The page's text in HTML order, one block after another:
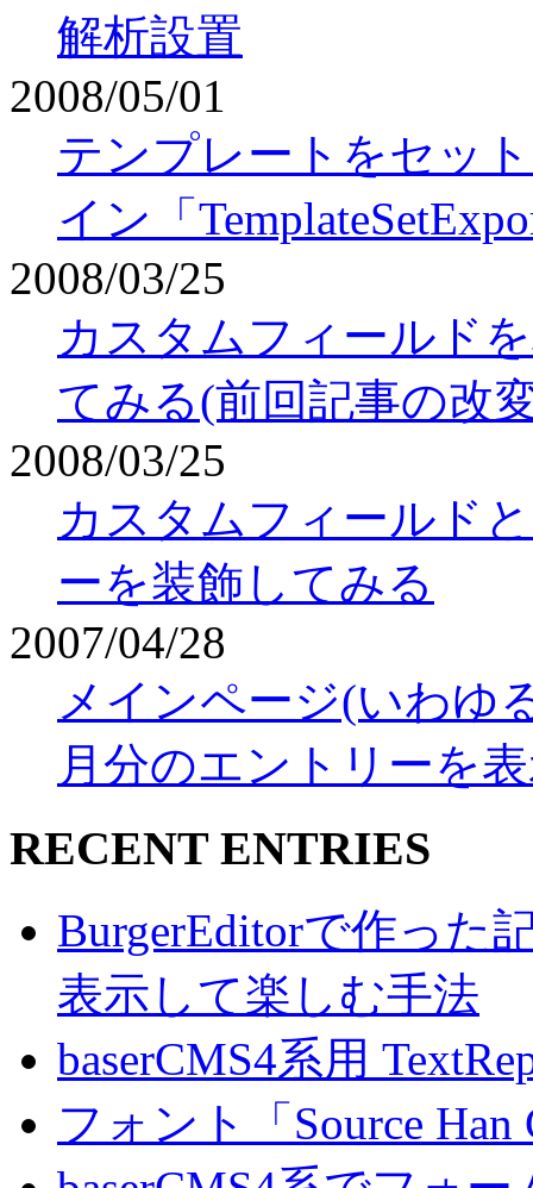
解析設置
2008/05/01
テンプレートをセッ
イン「
2008/03/25
カスタムフィールド
てみる(前回記事の改
2008/03/25
カスタムフィールド
ーを装飾してみる
2007/04/28
メインページ(いわゆ
月分のエントリーを
RECENT ENTRIES
BurgerEditorで作った
表示して楽しむ手法
baserCMS4系用
フォント「Source